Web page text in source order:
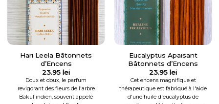
Hari Leela Bâtonnets
d’Encens
23.95 lei
Doux et doux, le parfum
revigorant des fleurs de l'arbre
Bakul indien, souvent appelé
Eucalyptus Apaisant
Bâtonnets d’Encens
23.95 lei
Cet encens magnifique et
thérapeutique est fabriqué à l'aide
d'une huile d'eucalyptus de